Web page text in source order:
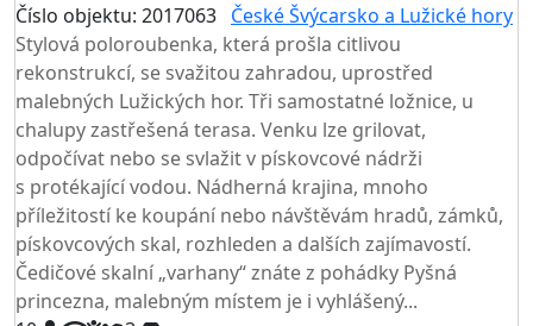
Číslo objektu: 2017063 České Švýcarsko a Lužické hory
Stylová poloroubenka, která prošla citlivou
rekonstrukcí, se svažitou zahradou, uprostřed
malebných Lužických hor. Tři samostatné ložnice, u
chalupy zastřešená terasa. Venku lze grilovat,
odpočívat nebo se svlažit v pískovcové nádrži
s protékající vodou. Nádherná krajina, mnoho
příležitostí ke koupání nebo návštěvám hradů, zámků,
pískovcových skal, rozhleden a dalších zajímavostí.
Čedičové skalní „varhany“ znáte z pohádky Pyšná
princezna, malebným místem je i vyhlášený...